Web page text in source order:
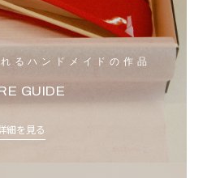
るハンドメイドの作品
GUIDE
細を見る